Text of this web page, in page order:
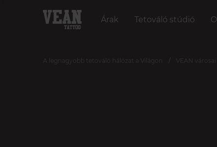
Árak Tetováló stúdió
A legnagyobb tetováló hálózat a Világon VEAN városai